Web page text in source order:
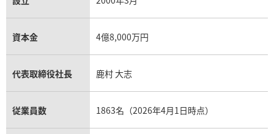
資本金 4億8,000万円
代表取締役社長 鹿村 大志
従業員数 1863名（2026年4月1日時点）